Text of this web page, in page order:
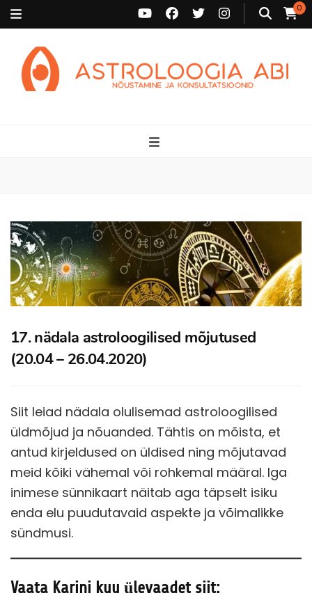
0
17. nädala astroloogilised mõjutused
(20.04 – 26.04.2020)
Siit leiad nädala olulisemad astroloogilised
üldmõjud ja nõuanded. Tähtis on mõista, et
antud kirjeldused on üldised ning mõjutavad
meid kõiki vähemal või rohkemal määral. Iga
inimese sünnikaart näitab aga täpselt isiku
enda elu puudutavaid aspekte ja võimalikke
sündmusi.
Vaata Karini kuu ülevaadet siit: